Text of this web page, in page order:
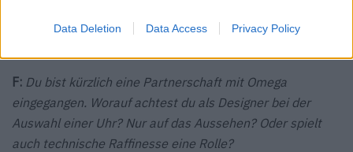
Data Deletion Data Access Privacy Policy
trage ich immer Schwarz (lacht). Aber habe einfach Spaß
F: Du bist kürzlich eine Partnerschaft mit Omega
eingegangen. Worauf achtest du als Designer bei der
Auswahl einer Uhr? Nur auf das Aussehen? Oder spielt
auch technische Raffinesse eine Rolle?